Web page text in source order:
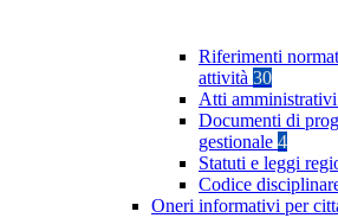
Riferimenti
attività 30
Atti
Documenti di
gestionale 4
Statuti e leggi
Codice
Oneri informativi per